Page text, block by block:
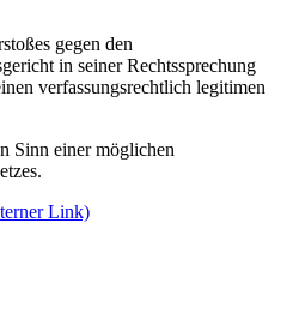
gegen den
in seiner Rechtssprechung
verfassungsrechtlich legitimen
Sinn einer möglichen
Link)